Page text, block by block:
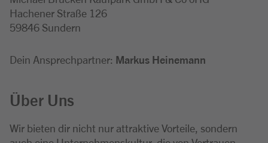
Hachener Straße 126
59846 Sundern
Dein Ansprechpartner: Markus Heinemann
Über Uns
Wir bieten dir nicht nur attraktive Vorteile, sondern